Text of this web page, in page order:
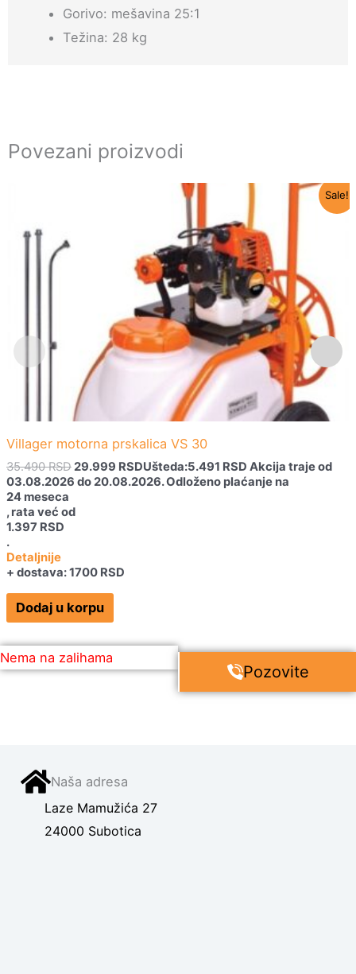
Gorivo: mešavina 25:1
Težina: 28 kg
Povezani proizvodi
Sale!
Villager motorna prskalica VS 30
35.490RSD29.999 RSD
Trenutna
29.999 RSD.
Ušteda:5.491 RSD Akcija traje od
03.08.2026 do 20.08.2026.Odloženo plaćanje na
24 meseca
, rata već od
1.397 RSD
.
Detaljnije
+ dostava: 1700 RSD
Dodaj u korpu
Nema na zalihama
Pozovite
Naša adresa
Laze Mamužića 27
24000 Subotica